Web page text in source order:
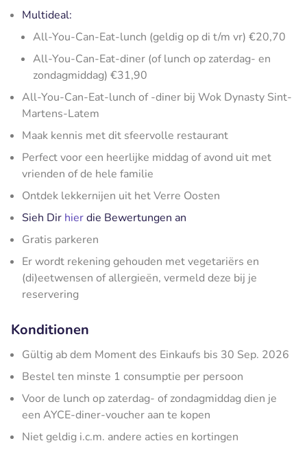
Multideal:
All-You-Can-Eat-lunch (geldig op di t/m vr) €20,70
All-You-Can-Eat-diner (of lunch op zaterdag- en
zondagmiddag) €31,90
All-You-Can-Eat-lunch of -diner bij Wok Dynasty Sint-
Martens-Latem
Maak kennis met dit sfeervolle restaurant
Perfect voor een heerlijke middag of avond uit met
vrienden of de hele familie
Ontdek lekkernijen uit het Verre Oosten
Sieh Dir hierdie Bewertungen an
Gratis parkeren
Er wordt rekening gehouden met vegetariërs en
(di)eetwensen of allergieën, vermeld deze bij je
reservering
Konditionen
Gültig ab dem Moment des Einkaufs bis 30 Sep. 2026
Bestel ten minste 1 consumptie per persoon
Voor de lunch op zaterdag- of zondagmiddag dien je
een AYCE-diner-voucher aan te kopen
Niet geldig i.c.m. andere acties en kortingen